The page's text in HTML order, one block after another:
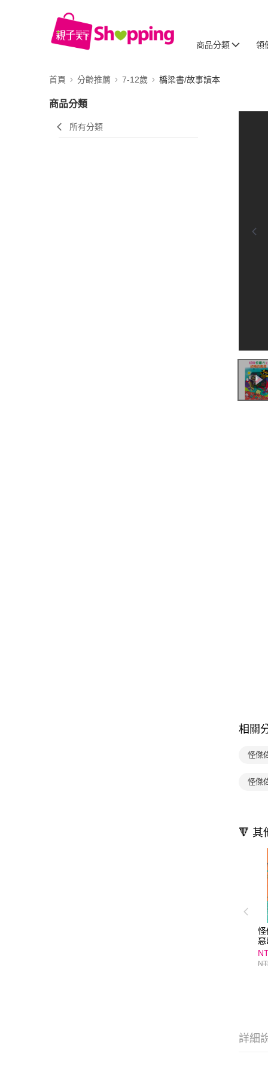
商品分類 領
首頁 分齡推薦 7-12歲 橋梁書/故事讀本
商品分類
所有分類
相關
怪傑
怪傑
🔻 其
怪
惡
詳細